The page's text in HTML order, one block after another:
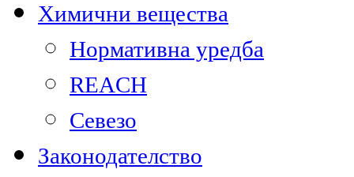
Химични вещества
Нормативна уредба
REACH
Севезо
Законодателство